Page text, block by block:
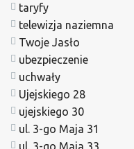
taryfy
telewizja naziemna
Twoje Jasło
ubezpieczenie
uchwały
Ujejskiego 28
ujejskiego 30
ul. 3-go Maja 31
ul. 3-go Maja 33